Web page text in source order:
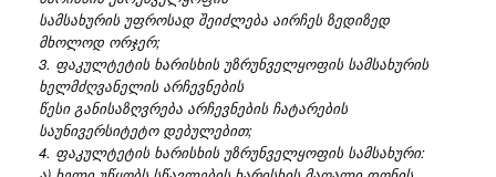
სამსახურის უფროსად შეიძლება აირჩეს ზედიზედ
მხოლოდ ორჯერ;
3. ფაკულტეტის ხარისხის უზრუნველყოფის სამსახურის
ხელმძღვანელის არჩევნების
წესი განისაზღვრება არჩევნების ჩატარების
საუნივერსიტეტო დებულებით;
4. ფაკულტეტის ხარისხის უზრუნველყოფის სამსახური: